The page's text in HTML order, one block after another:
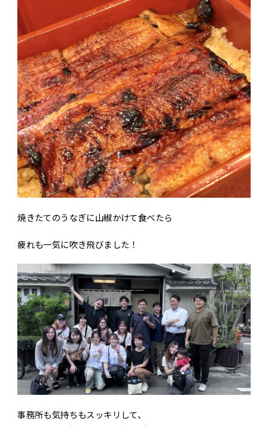
焼きたてのうなぎに山椒かけて食べたら
疲れも一気に吹き飛びました！
事務所も気持ちもスッキリして、